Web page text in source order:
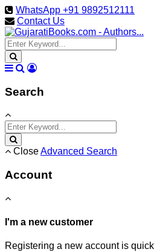
WhatsApp +91 9892512111
Contact Us
Search
CloseAdvanced Search
Account
I'm a new customer
Registering a new account is